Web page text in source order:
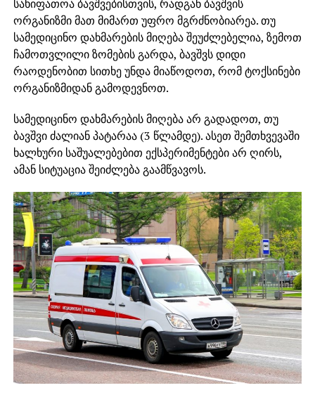
სახიფათოა ბავშვებისთვის, რადგან ბავშვის
ორგანიზმი მათ მიმართ უფრო მგრძნობიარეა. თუ
სამედიცინო დახმარების მიღება შეუძლებელია, ზემოთ
ჩამოთვლილი ზომების გარდა, ბავშვს დიდი
რაოდენობით სითხე უნდა მიაწოდოთ, რომ ტოქსინები
ორგანიზმიდან გამოდევნოთ.
სამედიცინო დახმარების მიღება არ გადადოთ, თუ
ბავშვი ძალიან პატარაა (3 წლამდე). ასეთ შემთხვევაში
ხალხური საშუალებებით ექსპერიმენტები არ ღირს,
ამან სიტუაცია შეიძლება გაამწვავოს.